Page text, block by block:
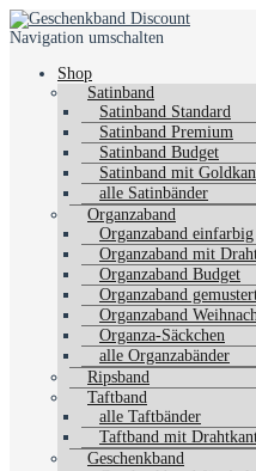
Navigation umschalten
Shop
Satinband
Satinband Standard
Satinband Premium
Satinband Budget
Satinband mit
alle Satinbänder
Organzaband
Organzaband einfarbig
Organzaband mit
Organzaband Budget
Organzaband
Organzaband
Organza-Säckchen
alle Organzabänder
Ripsband
Taftband
alle Taftbänder
Taftband mit
Geschenkband